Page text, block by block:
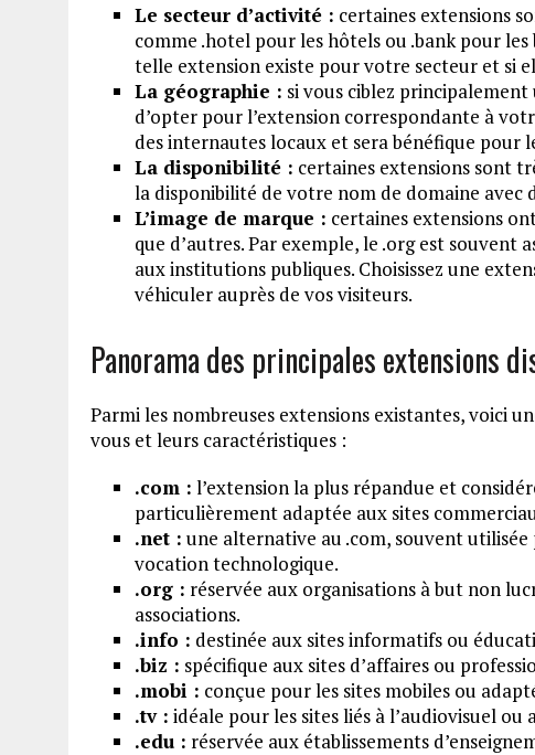
Le secteur d’activité : certaines extensions
comme .hotel pour les hôtels ou .bank pour
telle extension existe pour votre secteur et si
La géographie : si vous ciblez
d’opter pour l’extension correspondante à
des internautes locaux et sera bénéfique pour
La disponibilité : certaines extensions sont
la disponibilité de votre nom de domaine
L’image de marque : certaines extensions
que d’autres. Par exemple, le .org est
aux institutions publiques. Choisissez une
véhiculer auprès de vos visiteurs.
Panorama des principales extensions
Parmi les nombreuses extensions existantes, voici
vous et leurs caractéristiques :
.com : l’extension la plus répandue et
particulièrement adaptée aux sites
.net : une alternative au .com, souvent utilisée
vocation technologique.
.org : réservée aux organisations à but non
associations.
.info : destinée aux sites informatifs ou
.biz : spécifique aux sites d’affaires ou
.mobi : conçue pour les sites mobiles ou
.tv : idéale pour les sites liés à l’audiovisuel ou
.edu : réservée aux établissements